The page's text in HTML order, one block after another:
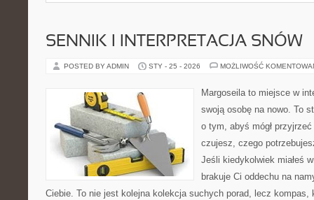
SENNIK I INTERPRETACJA SNÓW
POSTED BY ADMIN STY - 25 - 2026 MOŻLIWOŚĆ
Margoseila to miejsce w
swoją osobę na nowo. To
o tym, abyś mógł
czujesz, czego
Jeśli kiedykolwiek miałeś
brakuje Ci oddechu na
Ciebie. To nie jest kolejna kolekcja suchych porad, lecz kompas,